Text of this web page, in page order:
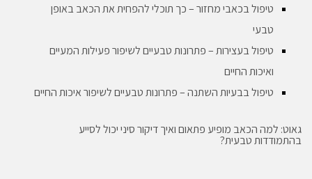
טיפול בכאבי מחזור – כך תוכלי להפחית את הכאב באופן
טבעי
טיפול בעצירות – פתרונות טבעיים לשיפור פעילות המעיים
ואיכות החיים
טיפול בבעיות השתנה – פתרונות טבעיים לשיפור איכות החיים
גאוט: למה הכאב מופיע פתאום ואיך דיקור סיני יכול לסייע
בהתמודדות טבעית?